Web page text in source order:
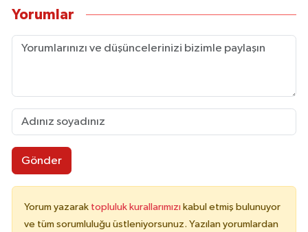
Yorumlar
Gönder
Yorum yazarak topluluk kurallarımızı kabul etmiş bulunuyor
ve tüm sorumluluğu üstleniyorsunuz. Yazılan yorumlardan